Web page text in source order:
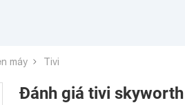
máy Tivi
Đánh giá tivi